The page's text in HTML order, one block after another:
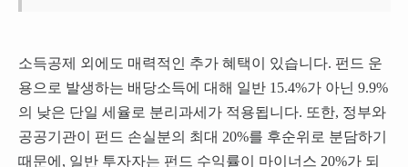
소득공제 외에도 매력적인 추가 혜택이 있습니다. 펀드 운
용으로 발생하는 배당소득에 대해 일반 15.4%가 아닌 9.9%
의 낮은 단일 세율로 분리과세가 적용됩니다. 또한, 정부와
공공기관이 펀드 손실분의 최대 20%를 후순위로 분담하기
때문에, 일반 투자자는 펀드 수익률이 마이너스 20%가 되